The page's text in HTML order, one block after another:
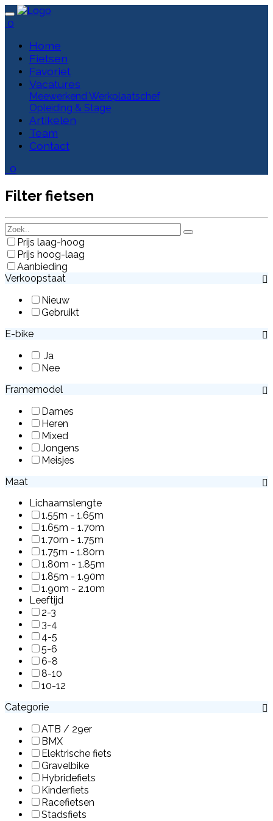
0
Home
Fietsen
Favoriet
Vacatures
Meewerkend Werkplaatschef
Opleiding & Stage
Artikelen
Team
Contact
0
Filter fietsen
Prijs laag-hoog
Prijs hoog-laag
Aanbieding
Verkoopstaat
Nieuw
Gebruikt
E-bike
Ja
Nee
Framemodel
Dames
Heren
Mixed
Jongens
Meisjes
Maat
Lichaamslengte
1.55m - 1.65m
1.65m - 1.70m
1.70m - 1.75m
1.75m - 1.80m
1.80m - 1.85m
1.85m - 1.90m
1.90m - 2.10m
Leeftijd
2-3
3-4
4-5
5-6
6-8
8-10
10-12
Categorie
ATB / 29er
BMX
Elektrische fiets
Gravelbike
Hybridefiets
Kinderfiets
Racefietsen
Stadsfiets